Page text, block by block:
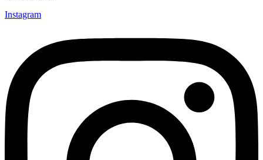
Instagram